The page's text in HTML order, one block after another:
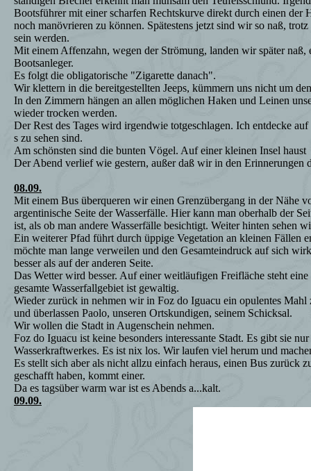
Bootsführer mit einer scharfen Rechtskurve direkt durch einen der
noch manövrieren zu können. Spätestens jetzt sind wir so naß,
sein werden.
Mit einem Affenzahn, wegen der Strömung, landen wir später
Bootsanleger.
Es folgt die obligatorische "Zigarette danach".
Wir klettern in die bereitgestellten Jeeps, kümmern uns nicht um
In den Zimmern hängen an allen möglichen Haken und Leinen
wieder trocken werden.
Der Rest des Tages wird irgendwie totgeschlagen. Ich entdecke
s zu sehen sind.
Am schönsten sind die bunten Vögel. Auf einer kleinen Insel haust
Der Abend verlief wie gestern, außer daß wir in den Erinnerungen
08.09.
Mit einem Bus überqueren wir einen Grenzübergang in der Nähe
argentinische Seite der Wasserfälle. Hier kann man oberhalb der
ist, als ob man andere Wasserfälle besichtigt. Weiter hinten sehen
Ein weiterer Pfad führt durch üppige Vegetation an kleinen Fällen
möchte man lange verweilen und den Gesamteindruck auf sich
besser als auf der anderen Seite.
Das Wetter wird besser. Auf einer weitläufigen Freifläche steht eine
gesamte Wasserfallgebiet ist gewaltig.
Wieder zurück in nehmen wir in Foz do Iguacu ein opulentes
und überlassen Paolo, unseren Ortskundigen, seinem Schicksal.
Wir wollen die Stadt in Augenschein nehmen.
Foz do Iguacu ist keine besonders interessante Stadt. Es gibt sie
Wasserkraftwerkes. Es ist nix los. Wir laufen viel herum und
Es stellt sich aber als nicht allzu einfach heraus, einen Bus zurück
geschafft haben, kommt einer.
Da es tagsüber warm war ist es Abends a...kalt.
09.09.